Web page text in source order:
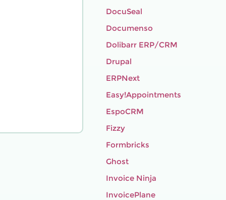
DocuSeal
Documenso
Dolibarr ERP/CRM
Drupal
ERPNext
Easy!Appointments
EspoCRM
Fizzy
Formbricks
Ghost
Invoice Ninja
InvoicePlane